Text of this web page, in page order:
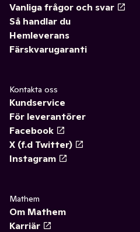
Vanliga frågor och svar
Så handlar du
Hemleverans
Färskvarugaranti
Kontakta oss
Kundservice
För leverantörer
Facebook
X (f.d Twitter)
Instagram
Mathem
Om Mathem
Karriär